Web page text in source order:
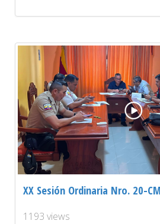
XX Sesión Ordinaria Nro. 20-
1193 views